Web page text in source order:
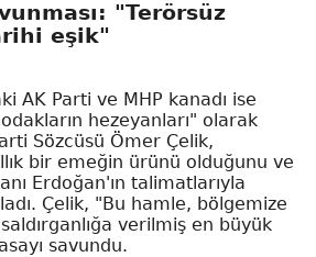
"Terörsüz
eşik"
AK Parti ve MHP kanadı ise
hezeyanları" olarak
Sözcüsü Ömer Çelik,
bir emeğin ürünü olduğunu ve
Erdoğan'ın talimatlarıyla
Çelik, "Bu hamle, bölgemize
verilmiş en büyük
savundu.